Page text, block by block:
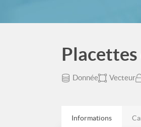
Donnée Vecteur
Informations